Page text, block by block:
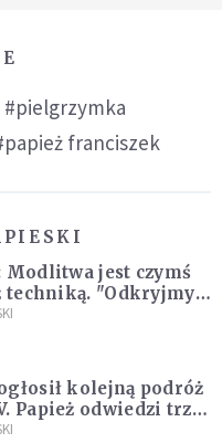
#pielgrzymka
franciszek
Modlitwa jest czymś
techniką. "Odkryjmy
kolejną podróż
Papież odwiedzi trzy
Południowej